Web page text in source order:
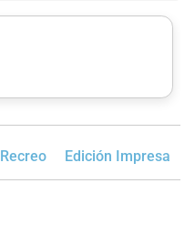
Recreo Edición Impresa